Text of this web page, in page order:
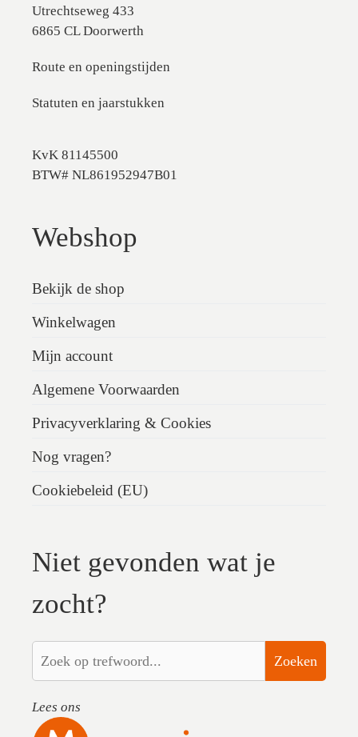
Utrechtseweg 433
6865 CL Doorwerth
Route en openingstijden
Statuten en jaarstukken
KvK 81145500
BTW# NL861952947B01
Webshop
Bekijk de shop
Winkelwagen
Mijn account
Algemene Voorwaarden
Privacyverklaring & Cookies
Nog vragen?
Cookiebeleid (EU)
Niet gevonden wat je
zocht?
Zoeken
Lees ons